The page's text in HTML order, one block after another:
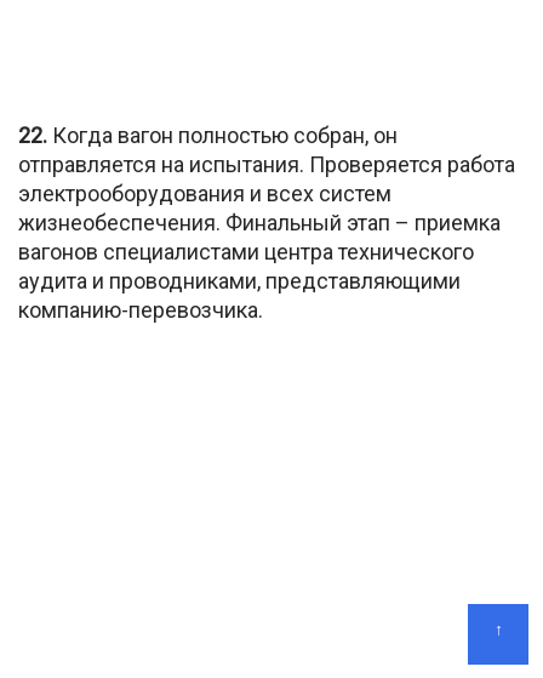
22. Когда вагон полностью собран, он
отправляется на испытания. Проверяется работа
электрооборудования и всех систем
жизнеобеспечения. Финальный этап – приемка
вагонов специалистами центра технического
аудита и проводниками, представляющими
компанию-перевозчика.
↑